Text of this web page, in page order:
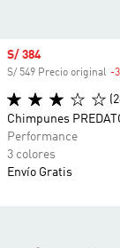
Precio de venta
S/ 384
S/ 549 Precio original -
Chimpunes
Performance
3 colores
Envío Gratis